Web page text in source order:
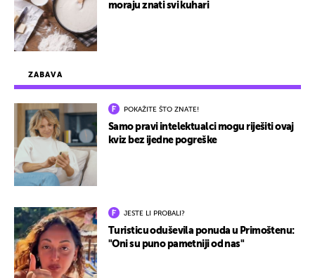
ZABAVA
POKAŽITE ŠTO ZNATE!
Samo pravi intelektualci mogu riješiti ovaj
kviz bez ijedne pogreške
JESTE LI PROBALI?
Turisticu oduševila ponuda u Primoštenu:
"Oni su puno pametniji od nas"
moraju znati svi kuhari